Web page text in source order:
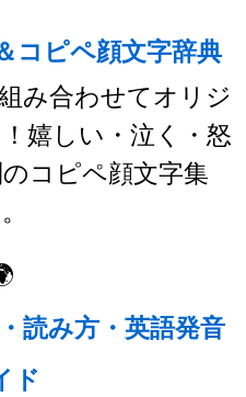
コピペ顔文字辞典
み合わせてオリジ
嬉しい・泣く・怒
コピペ顔文字集
読み方・英語発音
ド